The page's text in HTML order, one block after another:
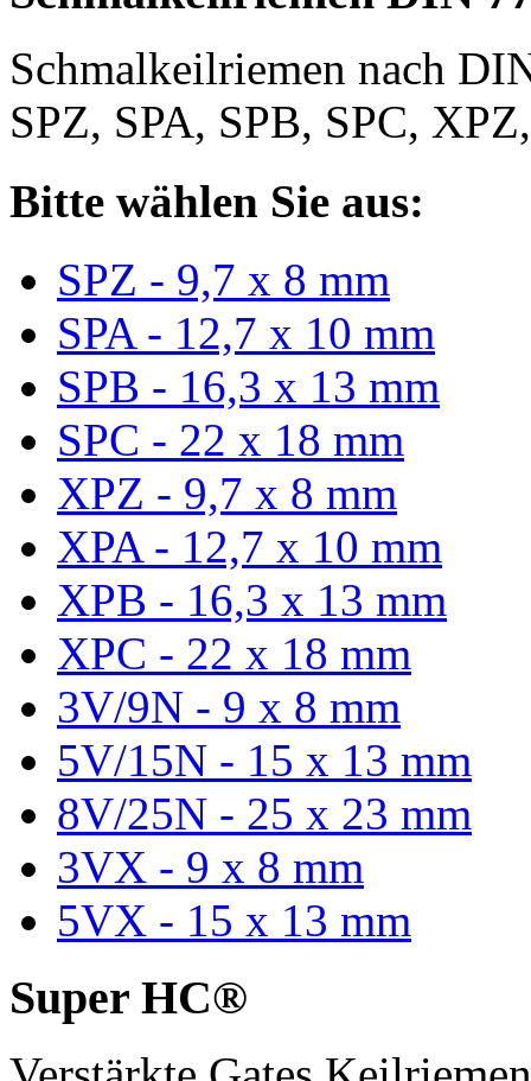
Schmalkeilriemen nach
SPZ, SPA, SPB, SPC,
Bitte wählen Sie aus:
SPZ - 9,7 x 8 mm
SPA - 12,7 x 10 mm
SPB - 16,3 x 13 mm
SPC - 22 x 18 mm
XPZ - 9,7 x 8 mm
XPA - 12,7 x 10 mm
XPB - 16,3 x 13 mm
XPC - 22 x 18 mm
3V/9N - 9 x 8 mm
5V/15N - 15 x 13 mm
8V/25N - 25 x 23 mm
3VX - 9 x 8 mm
5VX - 15 x 13 mm
Super HC®